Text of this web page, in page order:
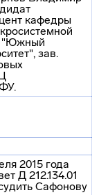
кафедры
"Южный
зав.
2015 года
Д 212.134.01
Сафонову